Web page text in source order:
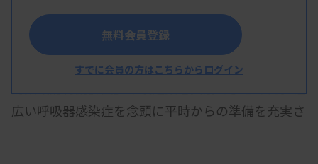
政府の新型インフルエンザ等対策推進会議は4月
24日、感染症危機に備えた「新型インフルエンザ等
対策政府行動計画」の改定案を大筋でまとめた。幅
広い呼吸器感染症を念頭に平時からの準備を充実さ
無料会員登録
すでに会員の方はこちらからログイン